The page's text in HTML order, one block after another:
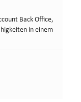
Back Office,
in einem